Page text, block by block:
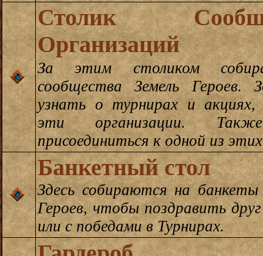
Столик
Организаций
За этим столиком
сообщества Земель
узнать о турнирах и
эти организации.
присоединиться к одной из
Банкетный стол
Здесь собираются на
Героев, чтобы поздравить
или с победами в Турнирах.